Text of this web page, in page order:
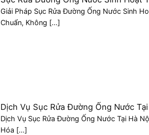
Chuẩn, Không Hóa Chất
Giải Pháp Sục Rửa Đường Ống Nước Sinh
Chuẩn, Không [...]
Dịch Vụ Sục Rửa Đường Ống Nước
Không Hóa Chất
Dịch Vụ Sục Rửa Đường Ống Nước Tại Hà
Hóa [...]